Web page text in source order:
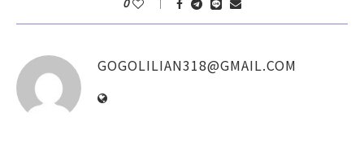
0
GOGOLILIAN318@GMAIL.COM